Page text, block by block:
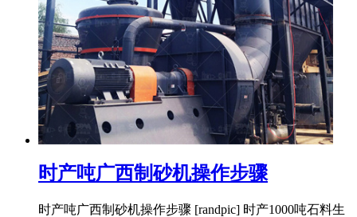
时产吨广西制砂机操作步骤
时产吨广西制砂机操作步骤 [randpic] 时产1000吨石料生